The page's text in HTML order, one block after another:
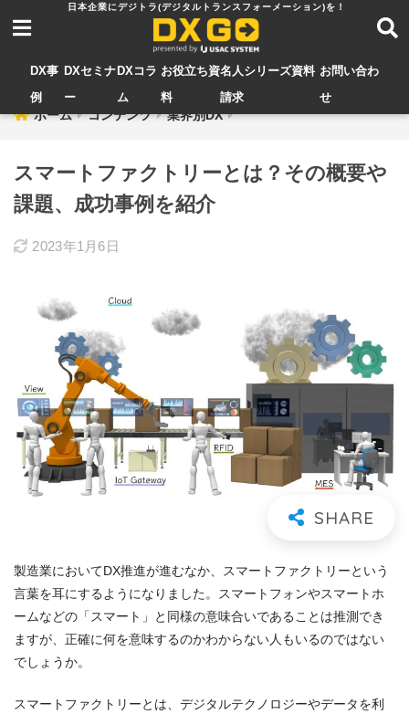
DX事
例
DXセミナ
ー
DXコラ
ム
お役立ち資
料
名人シリーズ資料
請求
お問い合わ
せ
ホーム コンテンツ 業界別DX
スマートファクトリーとは？その概要や
課題、成功事例を紹介
2023年1月6日
製造業においてDX推進が進むなか、スマートファクトリーという
言葉を耳にするようになりました。スマートフォンやスマートホ
ームなどの「スマート」と同様の意味合いであることは推測でき
ますが、正確に何を意味するのかわからない人もいるのではない
でしょうか。
スマートファクトリーとは、デジタルテクノロジーやデータを利